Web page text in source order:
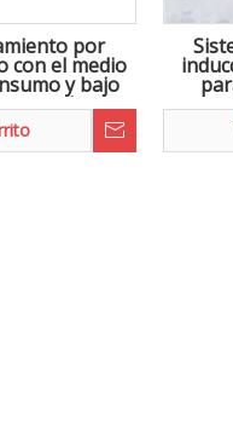
por
con el medio
y bajo
para lograr